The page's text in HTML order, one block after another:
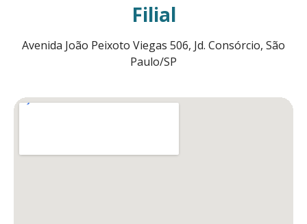
Filial
Avenida João Peixoto Viegas 506, Jd. Consórcio, São
Paulo/SP